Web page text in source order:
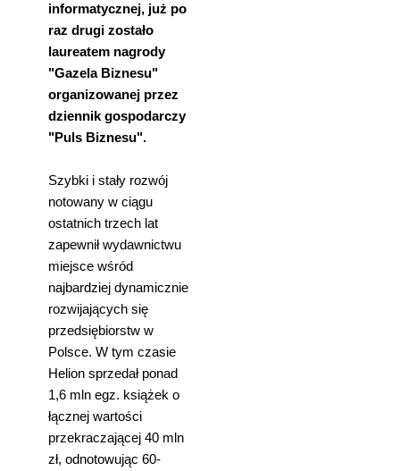
informatycznej, już po
raz drugi zostało
laureatem nagrody
"Gazela Biznesu"
organizowanej przez
dziennik gospodarczy
"Puls Biznesu".
Szybki i stały rozwój
notowany w ciągu
ostatnich trzech lat
zapewnił wydawnictwu
miejsce wśród
najbardziej dynamicznie
rozwijających się
przedsiębiorstw w
Polsce. W tym czasie
Helion sprzedał ponad
1,6 mln egz. książek o
łącznej wartości
przekraczającej 40 mln
zł, odnotowując 60-